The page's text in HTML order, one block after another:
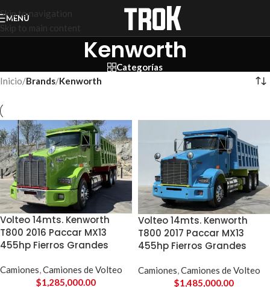
Skip to navigation
Skip to main content
MENÚ
Kenworth
Categorías
Inicio/Brands/Kenworth
Volteo 14mts. Kenworth
T800 2016 Paccar MX13
455hp Fierros Grandes
Camiones,Camiones de Volteo
$1,285,000.00
Volteo 14mts. Kenworth
T800 2017 Paccar MX13
455hp Fierros Grandes
Camiones,Camiones de Volteo
$1,485,000.00